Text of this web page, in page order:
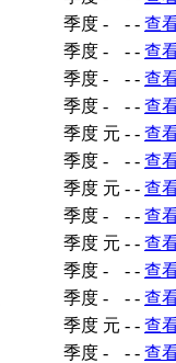
季度 - - - 查
季度 - - - 查
季度 - - - 查
季度 - - - 查
季度 元 - - 查
季度 - - - 查
季度 元 - - 查
季度 - - - 查
季度 元 - - 查
季度 - - - 查
季度 - - - 查
季度 元 - - 查
季度 - - - 查